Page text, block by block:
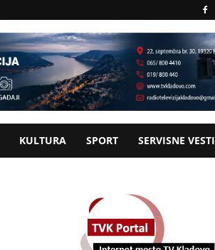
KULTURA SPORT SERVISNE VESTI